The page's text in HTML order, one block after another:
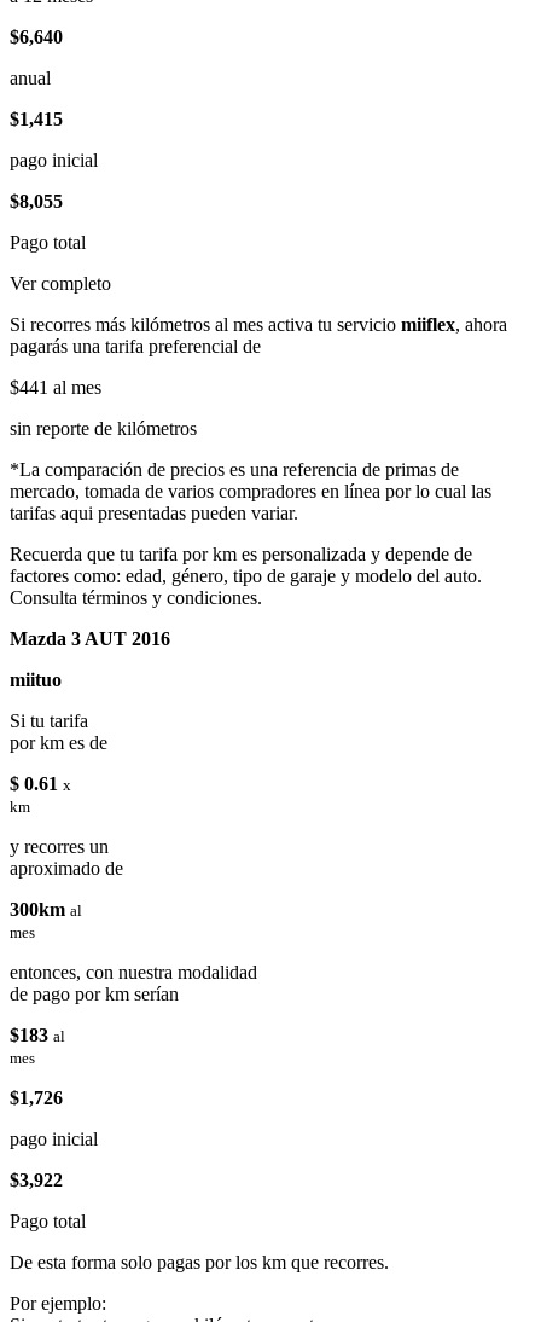
$6,640
anual
$1,415
pago inicial
$8,055
Pago total
Ver completo
Si recorres más kilómetros al mes activa tu servicio miiflex, ahora
pagarás una tarifa preferencial de
$441 al mes
sin reporte de kilómetros
*La comparación de precios es una referencia de primas de
mercado, tomada de varios compradores en línea por lo cual las
tarifas aqui presentadas pueden variar.
Recuerda que tu tarifa por km es personalizada y depende de
factores como: edad, género, tipo de garaje y modelo del auto.
Consulta términos y condiciones.
Mazda 3 AUT 2016
miituo
Si tu tarifa
por km es de
$ 0.61 x
km
y recorres un
aproximado de
300km al
mes
entonces, con nuestra modalidad
de pago por km serían
$183 al
mes
$1,726
pago inicial
$3,922
Pago total
De esta forma solo pagas por los km que recorres.
Por ejemplo: